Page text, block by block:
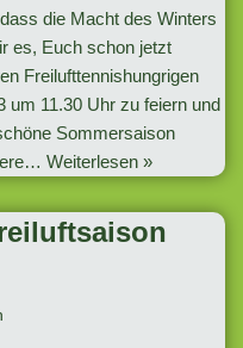
die Macht des Winters
es, Euch schon jetzt
Freilufttennishungrigen
um 11.30 Uhr zu feiern und
Sommersaison
Weiterlesen »